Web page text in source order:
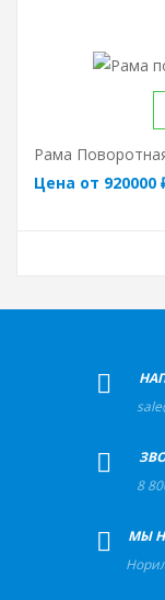
Рама
Цена от 920000
8
МЫ